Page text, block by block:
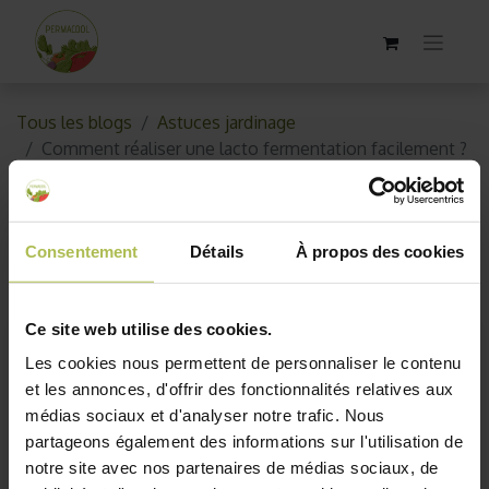
Consentement Détails À propos des cookies
Ce site web utilise des cookies.
Les cookies nous permettent de personnaliser le contenu
et les annonces, d'offrir des fonctionnalités relatives aux
médias sociaux et d'analyser notre trafic. Nous
partageons également des informations sur l'utilisation de
notre site avec nos partenaires de médias sociaux, de
Tous les blogs
Astuces jardinage
Comment réaliser une lacto fermentation facilement ?
Comment réaliser une lacto
fermentation facilement ?